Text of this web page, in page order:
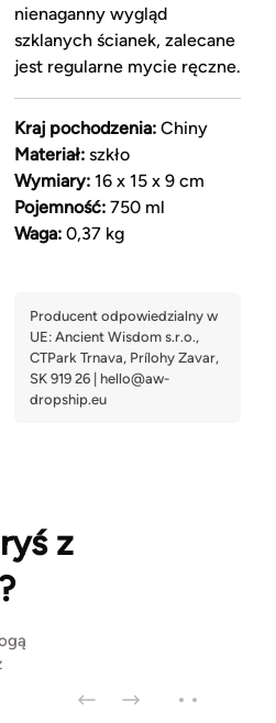
nienaganny wygląd
szklanych ścianek, zalecane
jest regularne mycie ręczne.
Kraj pochodzenia:Chiny
Materiał:szkło
Wymiary:16 x 15 x 9 cm
Pojemność:750 ml
Waga:0,37 kg
z